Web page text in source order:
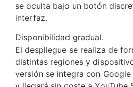
se oculta bajo un botón
interfaz.
Disponibilidad gradual.
El despliegue se realiza de
distintas regiones y
versión se integra con